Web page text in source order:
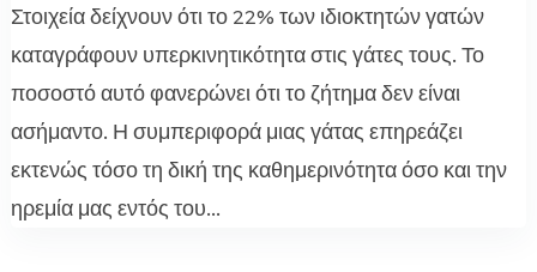
Στοιχεία δείχνουν ότι το 22% των ιδιοκτητών γατών
καταγράφουν υπερκινητικότητα στις γάτες τους. Το
ποσοστό αυτό φανερώνει ότι το ζήτημα δεν είναι
ασήμαντο. Η συμπεριφορά μιας γάτας επηρεάζει
εκτενώς τόσο τη δική της καθημερινότητα όσο και την
ηρεμία μας εντός του...